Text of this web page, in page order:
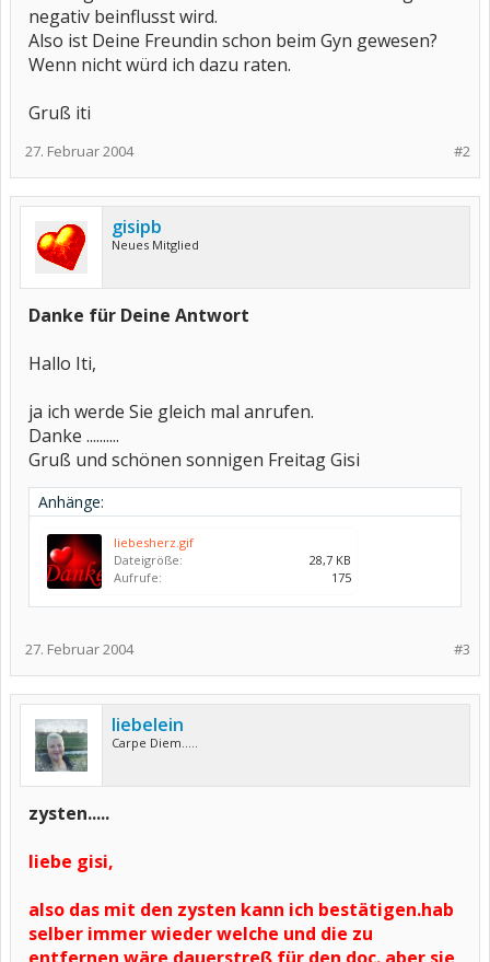
negativ beinflusst wird.
Also ist Deine Freundin schon beim Gyn gewesen?
Wenn nicht würd ich dazu raten.
Gruß iti
#2
27. Februar 2004
gisipb
Neues Mitglied
Danke für Deine Antwort
Hallo Iti,
ja ich werde Sie gleich mal anrufen.
Danke ..........
Gruß und schönen sonnigen Freitag Gisi
Anhänge:
liebesherz.gif
Dateigröße:
28,7 KB
Aufrufe:
175
#3
27. Februar 2004
liebelein
Carpe Diem.....
zysten.....
liebe gisi,
also das mit den zysten kann ich bestätigen.hab
selber immer wieder welche und die zu